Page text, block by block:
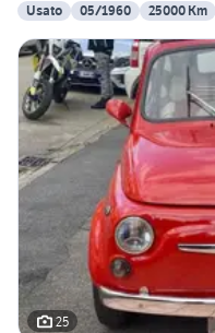
Usato
05/1960 25000 Km
25